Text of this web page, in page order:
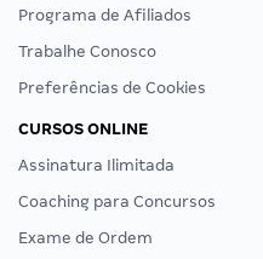
Programa de Afiliados
Trabalhe Conosco
Preferências de Cookies
CURSOS ONLINE
Assinatura Ilimitada
Coaching para Concursos
Exame de Ordem